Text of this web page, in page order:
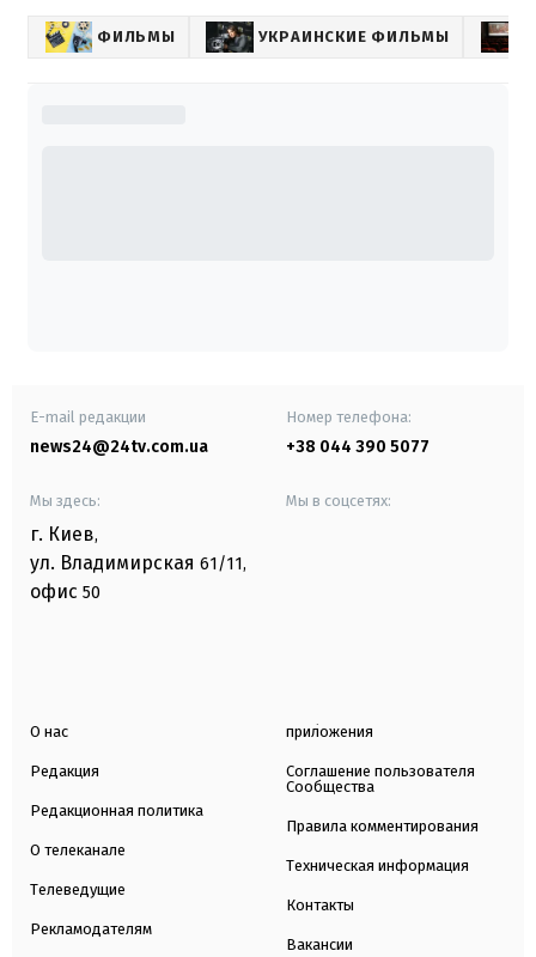
ФИЛЬМЫ УКРАИНСКИЕ ФИЛЬМЫ
E-mail редакции
news24@24tv.com.ua
Номер телефона:
+38 044 390 5077
Мы здесь:
г. Киев,
ул. Владимирская 61/11,
офис 50
Мы в соцсетях:
О нас
Редакция
Редакционная политика
О телеканале
Телеведущие
Рекламодателям
приложения
Соглашение пользователя
Сообщества
Правила комментирования
Техническая информация
Контакты
Вакансии